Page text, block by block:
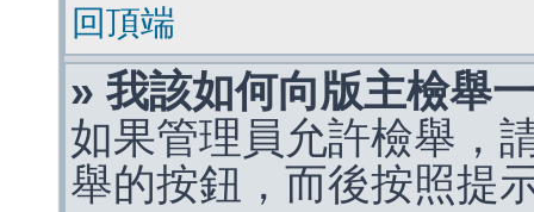
回頂端
» 我該如何向版主檢舉
如果管理員允許檢舉，
舉的按鈕，而後按照提